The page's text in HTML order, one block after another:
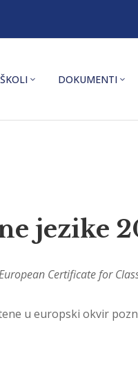
DOKUMENTI
jezike
Certificate for
u europski okvir